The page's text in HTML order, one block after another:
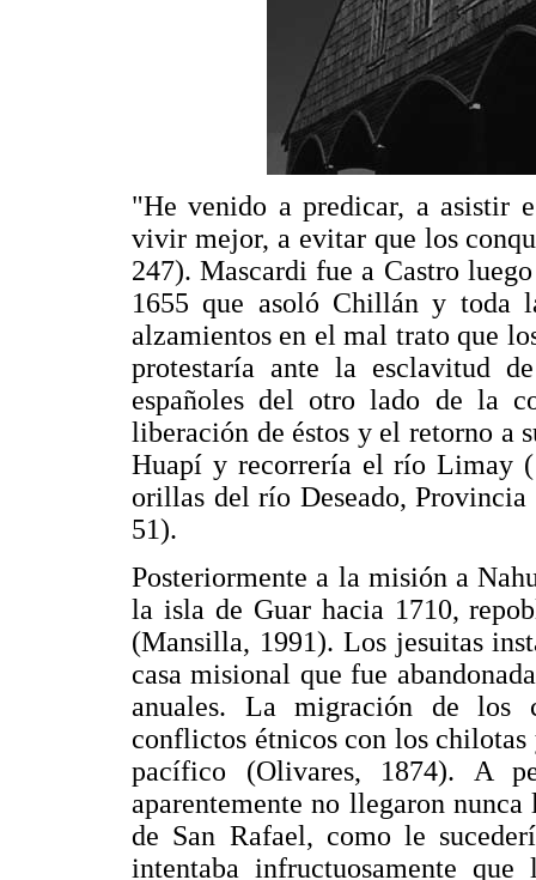
"He venido a predicar, a asistir
vivir mejor, a evitar que los
247). Mascardi fue a Castro
1655 que asoló Chillán y toda
alzamientos en el mal trato que
protestaría ante la esclavitud
españoles del otro lado de la
liberación de éstos y el retorno a
Huapí y recorrería el río Limay
orillas del río Deseado,
51).
Posteriormente a la misión a
la isla de Guar hacia 1710,
(Mansilla, 1991). Los jesuitas
casa misional que fue
anuales. La migración de los
conflictos étnicos con los chilotas
pacífico (Olivares, 1874). A
aparentemente no llegaron
de San Rafael, como le
intentaba infructuosamente